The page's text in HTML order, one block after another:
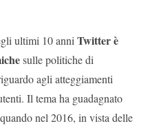
ultimi 10 anni Twitter è
sulle politiche di
agli atteggiamenti
Il tema ha guadagnato
nel 2016, in vista delle